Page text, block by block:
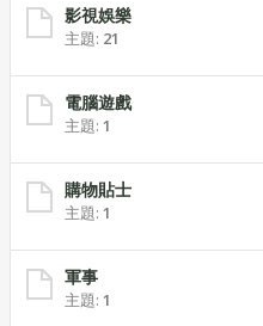
影視娛樂
主題: 21
電腦遊戲
主題: 1
購物貼士
主題: 1
軍事
主題: 1